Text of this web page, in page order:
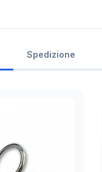
Spedizione